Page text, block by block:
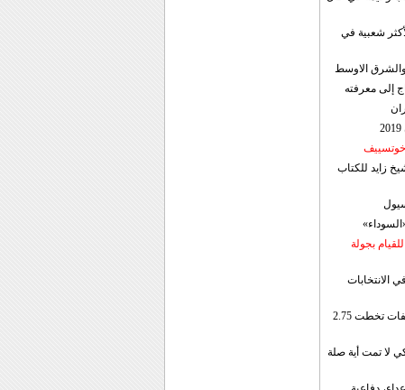
شعبية في
والشرق الاوسط
إلى معرفته
خوتسييف
زايد للكتاب
بجولة
الانتخابات
إيران: الصادرات الشهریة للنفط والمكثفات تخطت 2.75
لا تمت أية صلة